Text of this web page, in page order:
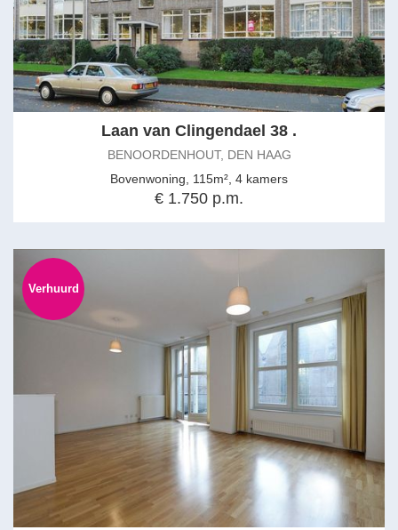
Laan van Clingendael 38 .
BENOORDENHOUT, DEN HAAG
Bovenwoning, 115m², 4 kamers
€ 1.750 p.m.
Verhuurd